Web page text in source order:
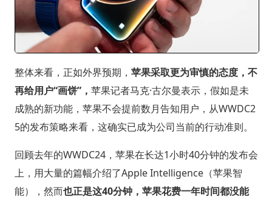
整体来看，正如外界预期， 苹果采取更为审慎的态度，不
再给用户“画饼”， 苹果记者马克·古尔曼表示，假如是未
成熟的新功能，苹果不会提前数月告知用户，从WWDC2
5的发布策略来看，这确实已成为公司当前的行动准则。
回顾去年的WWDC24，苹果在长达1小时40分钟的发布会
上，用大量的篇幅介绍了Apple Intelligence（苹果智
能），然而也正是这40分钟，苹果花费一年时间都没能